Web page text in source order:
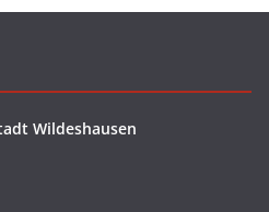
Wildeshausen